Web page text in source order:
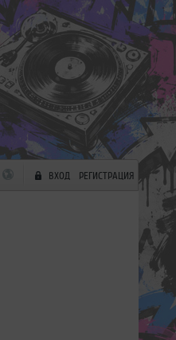
ВХОД РЕГИСТРАЦИЯ